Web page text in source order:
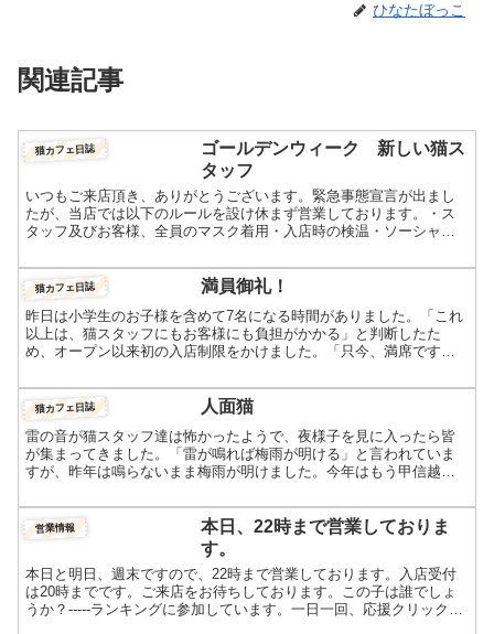
ひなたぼっこ
関連記事
猫カフェ日誌
ゴールデンウィーク 新しい猫ス
タッフ
いつもご来店頂き、ありがとうございます。緊急事態宣言が出まし
たが、当店では以下のルールを設け休まず営業しております。・ス
タッフ及びお客様、全員のマスク着用・入店時の検温・ソーシャル
猫カフェ日誌 満員御礼！
昨日は小学生のお子様を含めて7名になる時間がありました。「これ
以上は、猫スタッフにもお客様にも負担がかかる」と判断したた
め、オープン以来初の入店制限をかけました。「只今、満席です。
猫カフェ日誌 人面猫
雷の音が猫スタッフ達は怖かったようで、夜様子を見に入ったら皆
が集まってきました。「雷が鳴れば梅雨が明ける」と言われていま
すが、昨年は鳴らないまま梅雨が明けました。今年はもう甲信越地
う...
営業情報
本日、22時まで営業しておりま
す。
本日と明日、週末ですので、22時まで営業しております。入店受付
は20時までです。ご来店をお待ちしております。この子は誰でしょ
うか？-----ランキングに参加しています。一日一回、応援クリックよ